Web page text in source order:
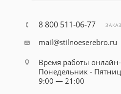
8 800 511-06-77
mail@stilnoeserebro.ru
Время работы
Понедельник -
9:00 — 21:00